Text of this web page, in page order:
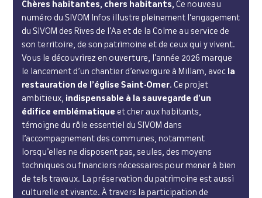
Chères habitantes, chers habitants, Ce nouveau
numéro du SIVOM Infos illustre pleinement l’engagement
du SIVOM des Rives de l’Aa et de la Colme au service de
son territoire, de son patrimoine et de ceux qui y vivent.
Vous le découvrirez en ouverture, l’année 2026 marque
le lancement d’un chantier d’envergure à Millam, avec la
restauration de l’église Saint-Omer. Ce projet
ambitieux, indispensable à la sauvegarde d’un
édifice emblématique et cher aux habitants,
témoigne du rôle essentiel du SIVOM dans
l’accompagnement des communes, notamment
lorsqu’elles ne disposent pas, seules, des moyens
techniques ou financiers nécessaires pour mener à bien
de tels travaux. La préservation du patrimoine est aussi
culturelle et vivante. À travers la participation de